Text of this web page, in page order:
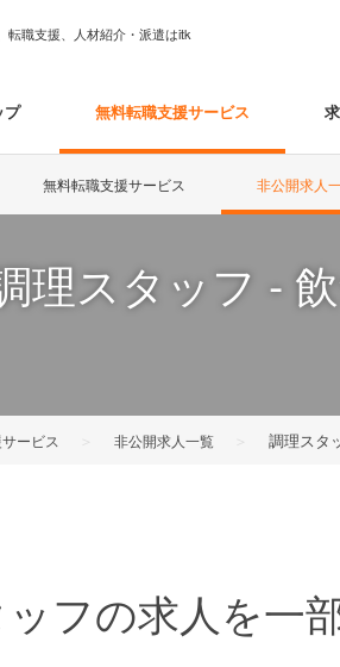
転職支援、人材紹介・派遣はitk
プ 無料転職支援サービス
無料転職支援サービス 非公開求人
理スタッフ -
ービス 非公開求人一覧 調理スタ
フの求人を一